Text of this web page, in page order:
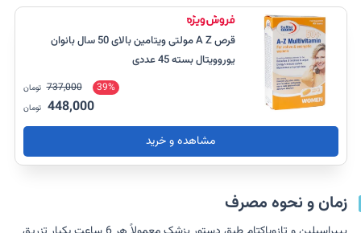
قرص A Z مولتی ویتامین بالای 50 سال بانوان
یوروویتال بسته 45 عددی
39%
737,000 تومان
448,000 تومان
مشاهده و خرید
زمان و نحوه مصرف